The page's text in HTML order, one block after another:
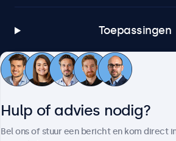
Toepassingen
Klantenservice
Hulp of advies nodig?
Bel ons of stuur een bericht en kom direct